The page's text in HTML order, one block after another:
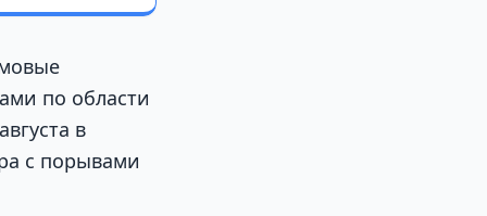
по области
в
с порывами